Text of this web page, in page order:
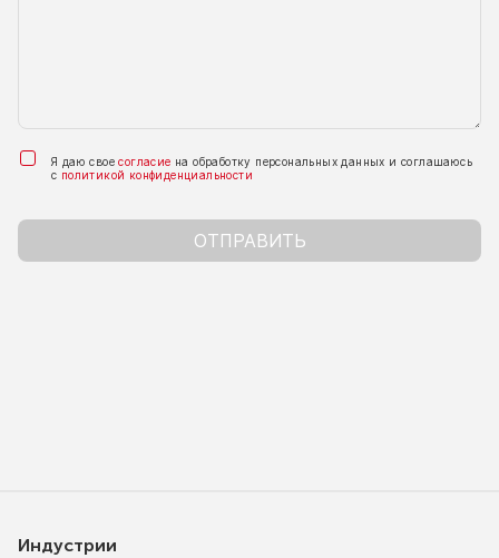
Я даю своесогласие на обработку персональных данных и соглашаюсь
с политикой конфиденциальности
ОТПРАВИТЬ
Индустрии